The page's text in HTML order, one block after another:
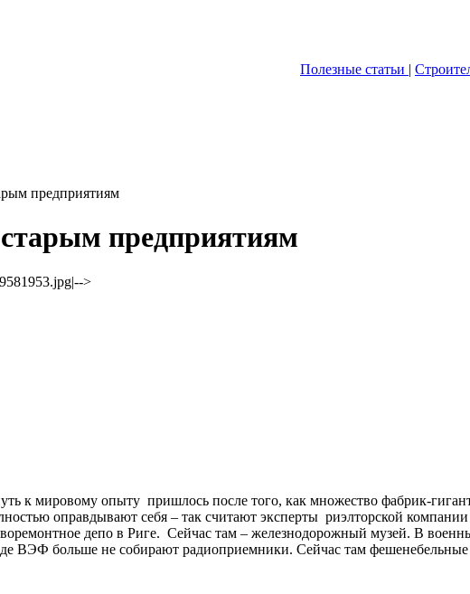
предприятиям
предприятиям
>
к мировому опыту пришлось после того, как множество фабрик-
оправдывают себя – так считают эксперты риэлторской
депо в Риге. Сейчас там – железнодорожный музей. В
ВЭФ больше не собирают радиоприемники. Сейчас там
Полезные статьи |